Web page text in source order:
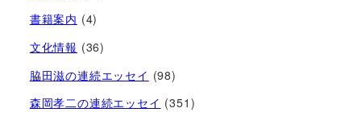
書籍案内 (4)
文化情報 (36)
脇田滋の連続エッセイ (98)
森岡孝二の連続エッセイ (351)